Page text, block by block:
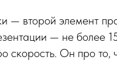
— второй элемент
— не более
скорость. Он про то,